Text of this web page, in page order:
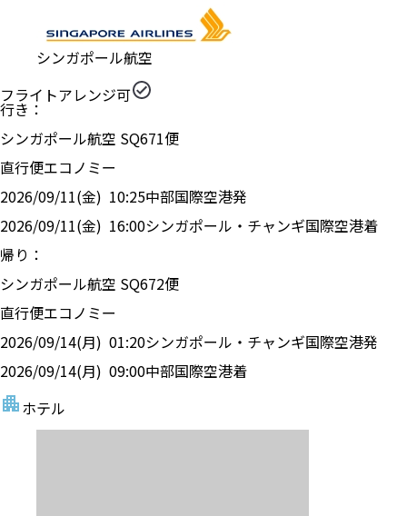
シンガポール航空
フライトアレンジ可
行き：
シンガポール航空 SQ671便
直行便エコノミー
2026/09/11(金) 10:25中部国際空港発
2026/09/11(金) 16:00シンガポール・チャンギ国際空港着
帰り：
シンガポール航空 SQ672便
直行便エコノミー
2026/09/14(月) 01:20シンガポール・チャンギ国際空港発
2026/09/14(月) 09:00中部国際空港着
ホテル